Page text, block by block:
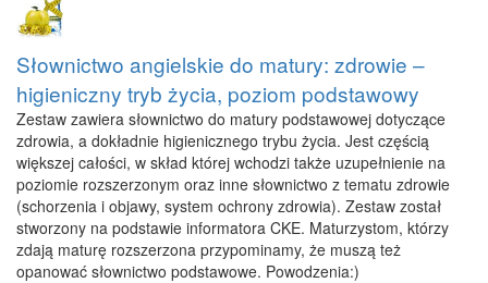
Słownictwo angielskie do matury: zdrowie –
higieniczny tryb życia, poziom podstawowy
Zestaw zawiera słownictwo do matury podstawowej dotyczące
zdrowia, a dokładnie higienicznego trybu życia. Jest częścią
większej całości, w skład której wchodzi także uzupełnienie na
poziomie rozszerzonym oraz inne słownictwo z tematu zdrowie
(schorzenia i objawy, system ochrony zdrowia). Zestaw został
stworzony na podstawie informatora CKE. Maturzystom, którzy
zdają maturę rozszerzona przypominamy, że muszą też
opanować słownictwo podstawowe. Powodzenia:)